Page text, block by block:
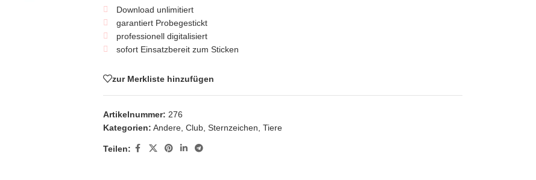
Download unlimitiert
garantiert Probegestickt
professionell digitalisiert
sofort Einsatzbereit zum Sticken
zur Merkliste hinzufügen
Artikelnummer: 276
Kategorien: Andere, Club, Sternzeichen Tiere
Teilen: